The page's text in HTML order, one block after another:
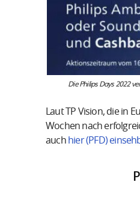
Die Philips Days 2022
Laut TP Vision, die in
Wochen nach
auch hier (PFD)